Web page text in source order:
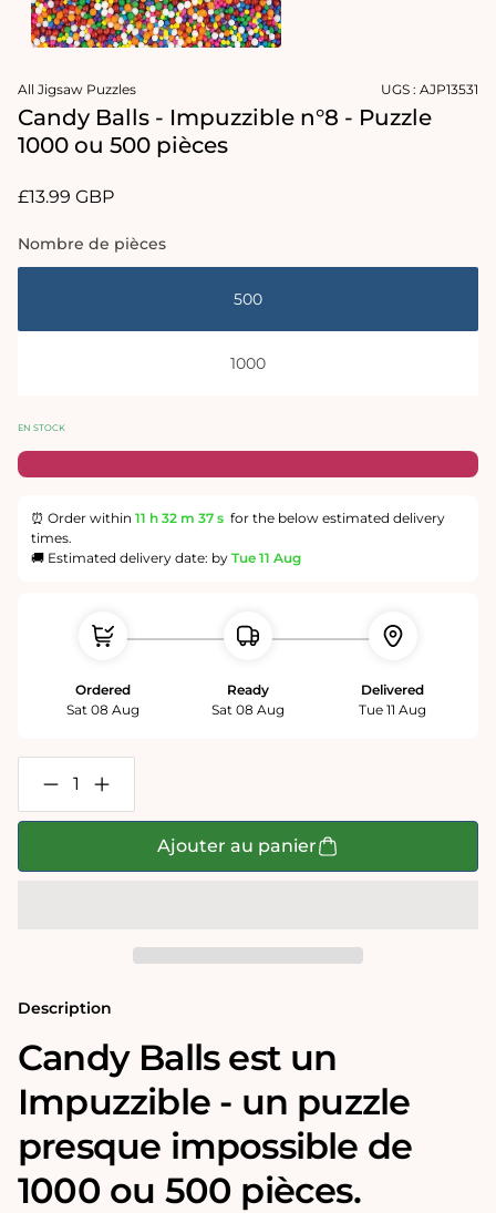
le
média
1
une
fenêtre
modale
dans
All Jigsaw Puzzles UGS : AJP13531
Candy Balls - Impuzzible n°8 - Puzzle
1000 ou 500 pièces
Prix
£13.99 GBP
Nombre de pièces
500
1000
EN STOCK
⏰ Order within 11 h 32 m 36 s for the below estimated delivery
times.
🚚 Estimated delivery date: by Tue 11 Aug
Ordered
Sat 08 Aug
Ready
Sat 08 Aug
Delivered
Tue 11 Aug
Réduire
la
quantité
ou
500
Augmenter
la
quantité
Puzzle
ou
pièces
Ajouter au panier
Description
Candy Balls est un
Impuzzible - un puzzle
presque impossible de
1000 ou 500 pièces.